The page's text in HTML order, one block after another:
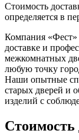
Стоимость
определяется в
Компания «Фест»
доставке и
межкомнатных
любую точку
Наши опытные
старых дверей и
изделий с
Стоимость